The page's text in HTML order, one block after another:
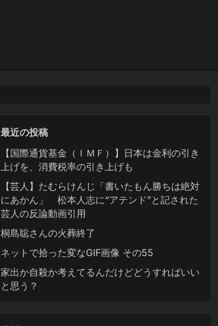
最近の投稿
【国際通貨基金（ＩＭＦ）】日本は金利の引き
上げを、消費税率の引き上げも
【芸人】たむらけんじ「書いたもん勝ちは絶対
にあかん」 松本人志に“アテンド”と記された
芸人の反論動画引用
桐島聡さんの火葬終了
ネットで拾った変なGIF画像 その55
家出か自殺か考えてるんだけどどうすればいい
と思う？